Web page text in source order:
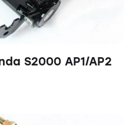
S2000 AP1/AP2